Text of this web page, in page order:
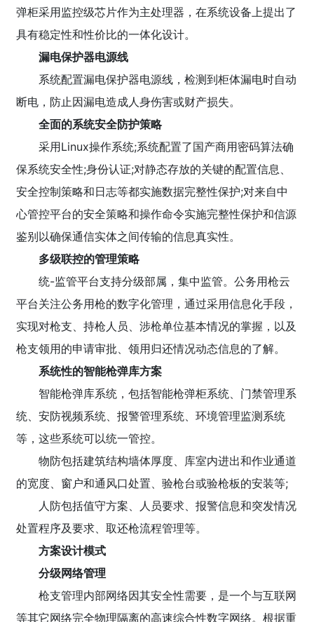
弹柜采用监控级芯片作为主处理器，在系统设备上提出了
具有稳定性和性价比的一体化设计。
漏电保护器电源线
系统配置漏电保护器电源线，检测到柜体漏电时自动
断电，防止因漏电造成人身伤害或财产损失。
全面的系统安全防护策略
采用Linux操作系统;系统配置了国产商用密码算法确
保系统安全性;身份认证;对静态存放的关键的配置信息、
安全控制策略和日志等都实施数据完整性保护;对来自中
心管控平台的安全策略和操作命令实施完整性保护和信源
鉴别以确保通信实体之间传输的信息真实性。
多级联控的管理策略
统-监管平台支持分级部属，集中监管。公务用枪云
平台关注公务用枪的数字化管理，通过采用信息化手段，
实现对枪支、持枪人员、涉枪单位基本情况的掌握，以及
枪支领用的申请审批、领用归还情况动态信息的了解。
系统性的智能枪弹库方案
智能枪弹库系统，包括智能枪弹柜系统、门禁管理系
统、安防视频系统、报警管理系统、环境管理监测系统
等，这些系统可以统一管控。
物防包括建筑结构墙体厚度、库室内进出和作业通道
的宽度、窗户和通风口处置、验枪台或验枪板的安装等;
人防包括值守方案、人员要求、报警信息和突发情况
处置程序及要求、取还枪流程管理等。
方案设计模式
分级网络管理
枪支管理内部网络因其安全性需要，是一个与互联网
等其它网络完全物理隔离的高速综合性数字网络。根据重